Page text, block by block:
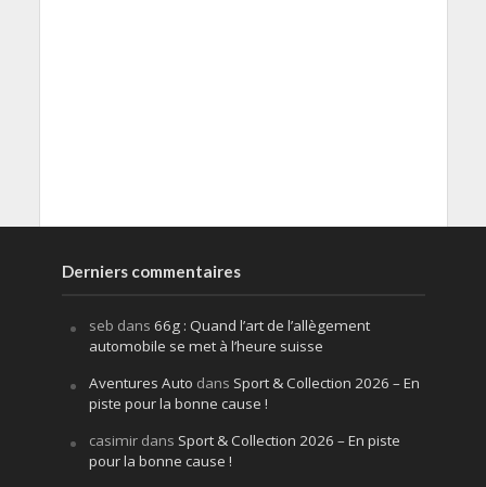
Derniers commentaires
seb dans 66g : Quand l’art de l’allègement
automobile se met à l’heure suisse
Aventures Auto dans Sport & Collection 2026 – En
piste pour la bonne cause !
casimirdans Sport & Collection 2026 – En piste
pour la bonne cause !